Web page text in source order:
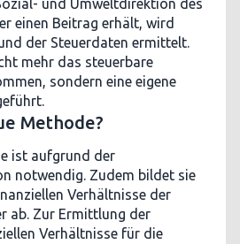
und Umweltdirektion des
einen Beitrag erhält, wird
der Steuerdaten ermittelt.
mehr das steuerbare
sondern eine eigene
Methode?
ist aufgrund der
notwendig. Zudem bildet sie
Verhältnisse der
ab. Zur Ermittlung der
Verhältnisse für die